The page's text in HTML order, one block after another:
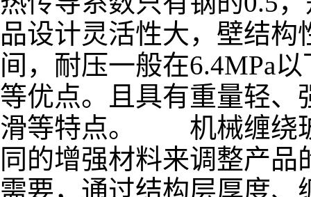
品设计灵活性大，壁结
间，耐压一般在6.4MPa
等优点。且具有重量轻、
滑等特点。 机械缠绕玻
同的增强材料来调整产
需要，通过结构层厚度